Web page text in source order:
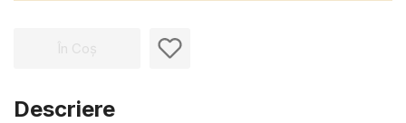
În Coș
Descriere